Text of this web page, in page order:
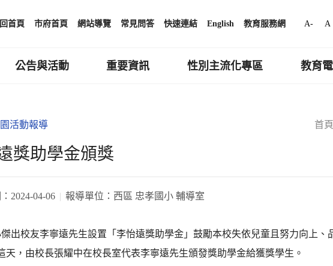
回首頁 市府首頁 網站導覽 常見問答 快速連結 English 教育服務網 A- A
公告與活動 重要資訊 性別主流化專區 教育
首頁
活動報導
獎助學金頒獎
2024-04-06 報導單位： 西區 忠孝國小 輔導室
出校友李寧遠先生設置「李怡遠獎助學金」鼓勵本校失依兒童且努力向上、
天，由校長張耀中在校長室代表李寧遠先生頒發獎助學金給獲獎學生。